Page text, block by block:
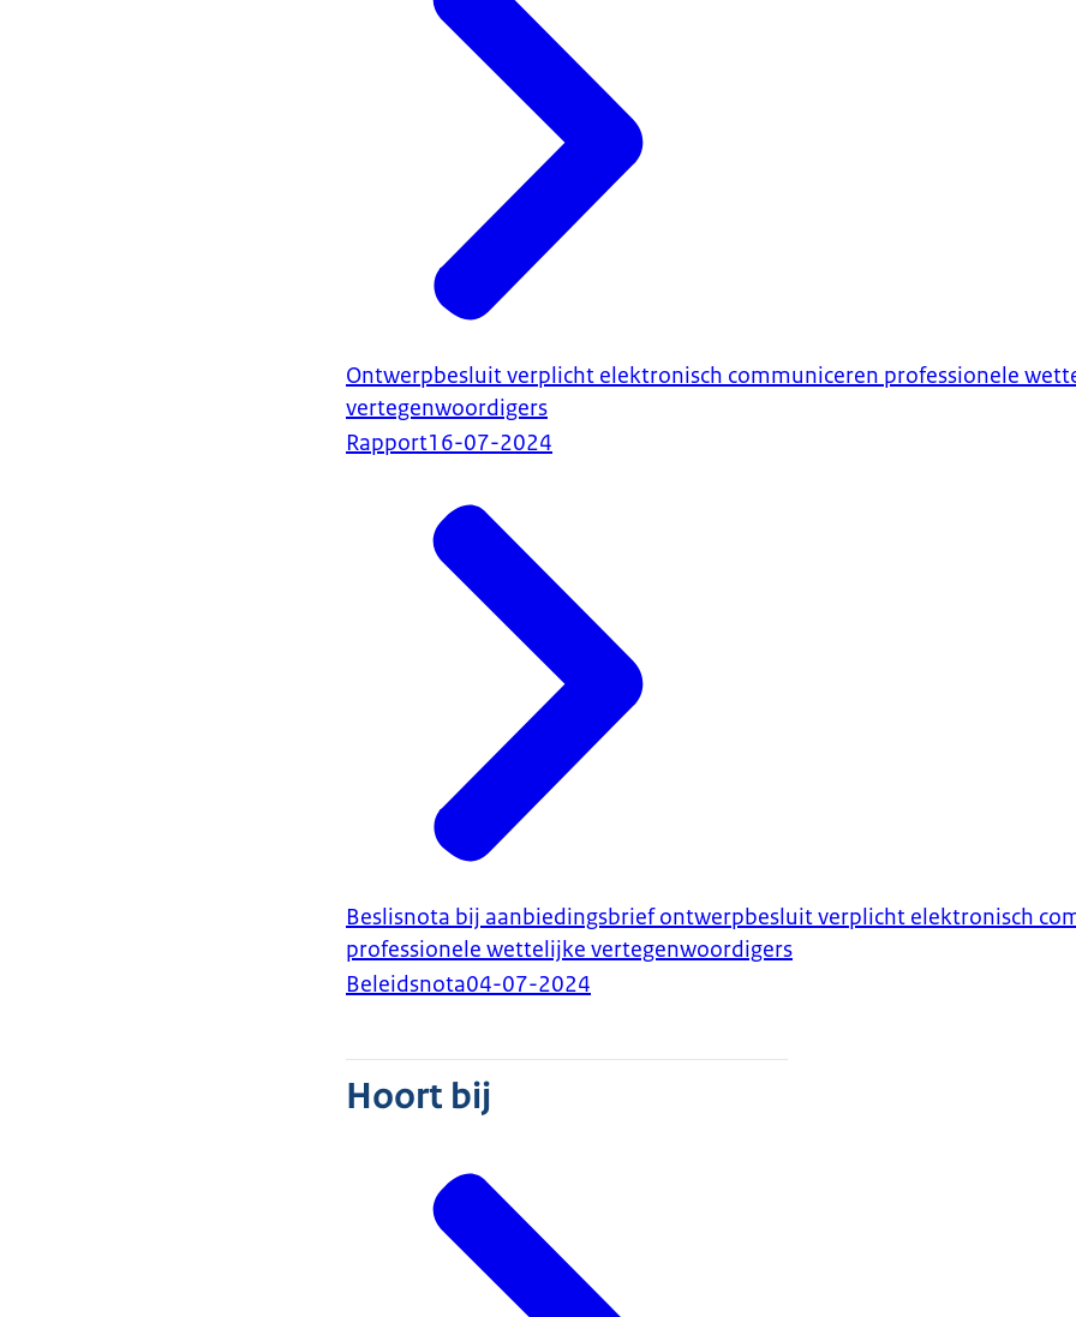
Ontwerpbesluit verplicht elektronisch communiceren professionele
vertegenwoordigers
Rapport16-07-2024
Beslisnota bij aanbiedingsbrief ontwerpbesluit verplicht elektronisch
professionele wettelijke vertegenwoordigers
Beleidsnota04-07-2024
Hoort bij